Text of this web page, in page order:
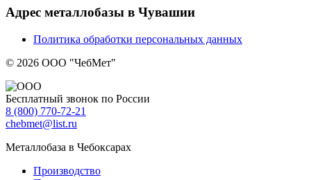
Адрес металлобазы в Чувашии
Политика обработки персональных данных
© 2026 ООО "ЧебМет"
Бесплатный звонок по России
8 (800) 770-72-21
chebmet@list.ru
Металлобаза в Чебоксарах
Производство